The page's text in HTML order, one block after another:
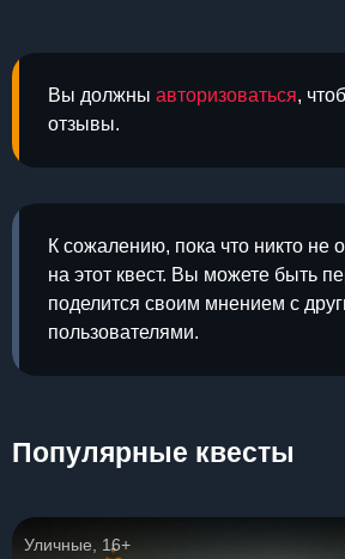
Вы должны авторизоваться,
отзывы.
К сожалению, пока что никто не
на этот квест. Вы можете быть
поделится своим мнением с
пользователями.
Популярные квесты
Уличные, 16+